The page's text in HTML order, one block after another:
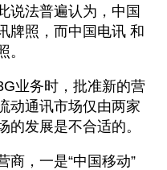
说法普遍认为，中国
牌照，而中国电讯 和
。
业务时，批准新的营
动通讯市场仅由两家
的发展是不合适的。
商，一是“中国移动”